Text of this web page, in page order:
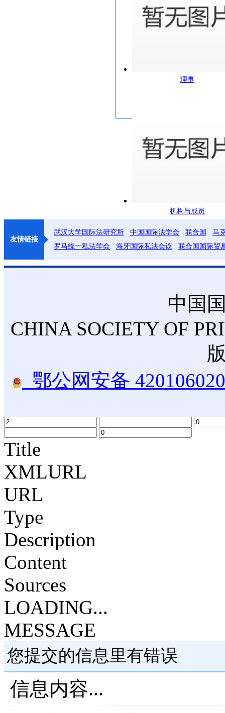
理事
机构与成员
友情链接
武汉大学国际法研究所 中国国际法学会 联合国
马
罗马统一私法学会
海牙国际私法会议 联合国国际贸
中国
CHINA SOCIETY OF
鄂公网安备
Title
XMLURL
URL
Type
Description
Content
Sources
LOADING...
MESSAGE
您提交的信息里有错误
信息内容...